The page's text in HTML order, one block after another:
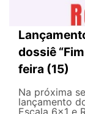
dossiê
feira (15)
Na próxima
lançamento